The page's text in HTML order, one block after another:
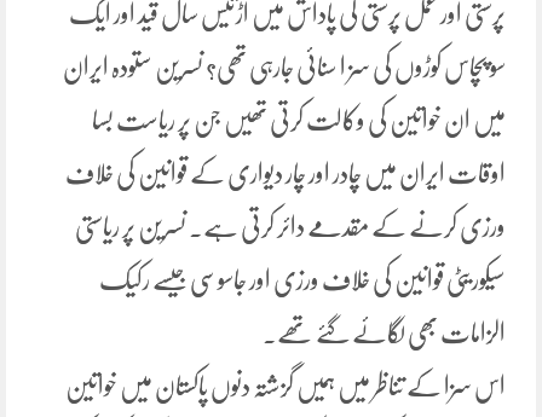
پرستی اور عمل پرستی کی پاداش میں اڑتیس سال قید اور ایک
سو پچاس کوڑوں کی سز ا سنائی جارہی تھی؟ نسرین ستودہ ایران
میں ان خواتین کی وکالت کرتی تھیں جن پر ریاست بسا
اوقات ایران میں چادر اور چار دیواری کے قوانین کی خلاف
ورزی کرنے کے مقدمے دائر کرتی ہے۔ نسرین پر ریاستی
سیکوریٹی قوانین کی خلاف ورزی اور جاسوسی جیسے رکیک
الزامات بھی لگائے گئے تھے۔
اس سزا کے تناظر میں ہمیں گزشتہ دنوں پاکستان میں خواتین